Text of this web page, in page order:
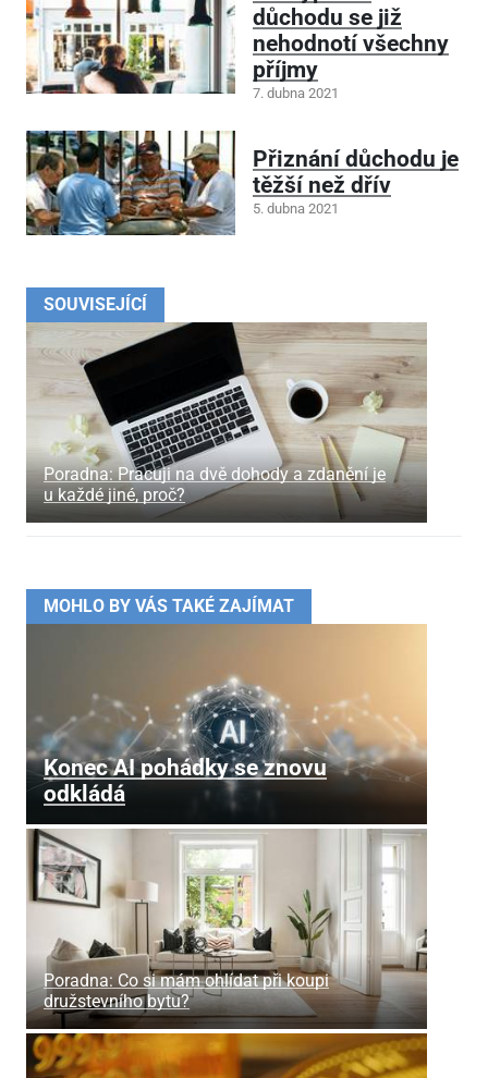
SOUVISEJÍCÍ
Poradna: Pracuji na dvě dohody a zdanění je
u každé jiné, proč?
důchodu se již
nehodnotí všechny
příjmy
7. dubna 2021
Přiznání důchodu je
těžší než dřív
5. dubna 2021
MOHLO BY VÁS TAKÉ ZAJÍMAT
Konec AI pohádky se znovu
odkládá
Poradna: Co si mám ohlídat při koupi
družstevního bytu?